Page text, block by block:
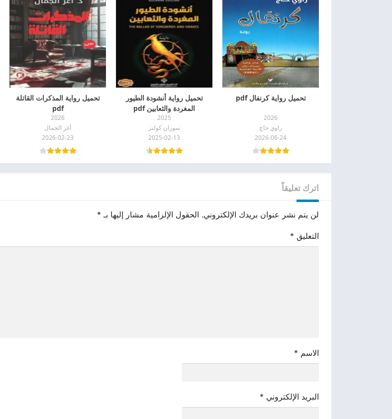
تحميل رواية كرنفال pdf
2026
راوي حاج
2026-06-24
تحميل رواية أنشودة الطيور
المغردة والثعابين pdf
2025
سوزان كولنز
2025-02-13
تحميل رواية المذكرات القاتلة
pdf
2026
أغر الجمال
2026-02-23
اترك تعليقاً
لن يتم نشر عنوان بريدك الإلكتروني. الحقول الإلزامية مشار إليها بـ *
التعليق *
الاسم *
البريد الإلكتروني *